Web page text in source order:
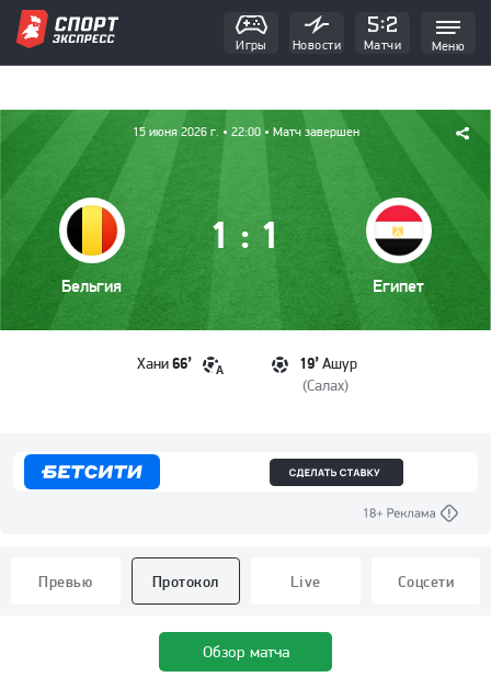
Игры Новости Матчи Меню
15 июня 2026 г. • 22:00 • Матч завершен
1 : 1
Бельгия Египет
Хани 66’ А Ашур
19’
(Салах)
Превью Протокол Live Соцсети
Обзор матча